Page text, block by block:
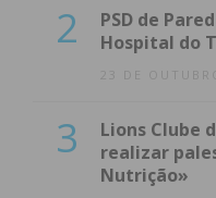
Assine nossa
2
PSD de
Hospital do
23 DE
3
Lions Clube
realizar
Nutrição»